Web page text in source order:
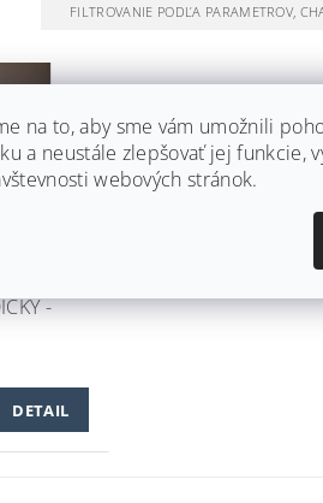
FILTROVANIE PODĽA PARAMETROV,
-
DETAIL
na to, aby sme vám umožnili
a neustále zlepšovať jej funkcie,
webových stránok.